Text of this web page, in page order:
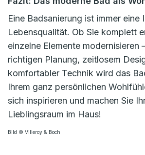
Eine Badsanierung ist immer eine
Lebensqualität. Ob Sie komplett
einzelne Elemente modernisieren
richtigen Planung, zeitlosem
komfortabler Technik wird das
Ihrem ganz persönlichen
sich inspirieren und machen Sie
Lieblingsraum im Haus!
Bild © Villeroy & Boch